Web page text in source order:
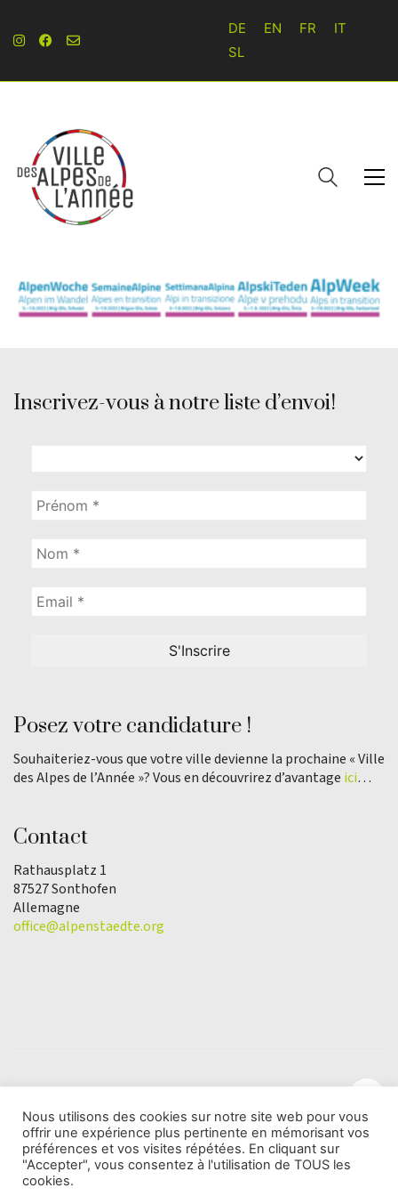
DE EN FR
IT
SL
Inscrivez-vous à notre liste d’envoi!
Posez votre candidature !
Souhaiteriez-vous que votre ville devienne la prochaine « Ville
des Alpes de l’Année »? Vous en découvrirez d’avantage ici…
Contact
Rathausplatz 1
87527 Sonthofen
Allemagne
office@alpenstaedte.org
© Copyright 2025 | L'association Ville des Alpes de
l'Année |Protection des données
Nous utilisons des cookies sur notre site web pour vous
offrir une expérience plus pertinente en mémorisant vos
préférences et vos visites répétées. En cliquant sur
"Accepter", vous consentez à l'utilisation de TOUS les
cookies.